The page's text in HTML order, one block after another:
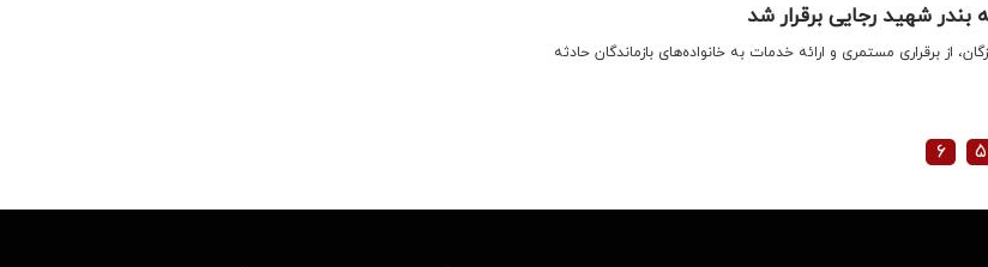
از برقراری مستمری و ارائه خدمات به خانواده‌های بازماندگان حادثه
۵ ۶